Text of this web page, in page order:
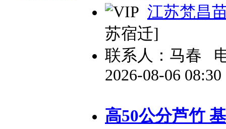
江苏梵昌
苏宿迁]
联系人：马春
2026-08-06
高50公分芦竹